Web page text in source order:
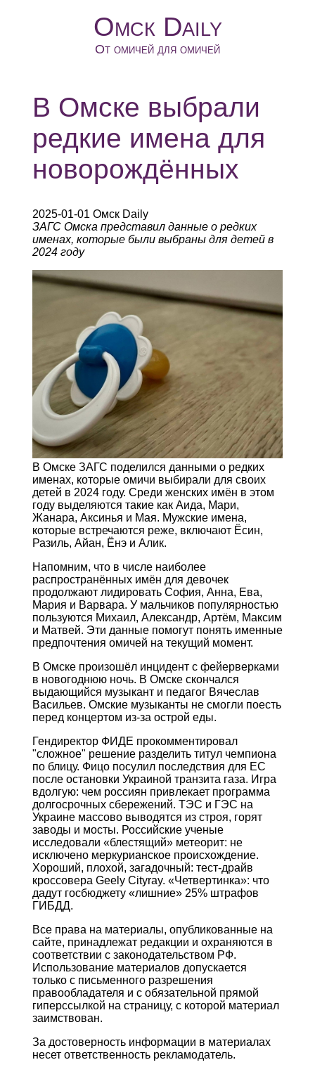
Омск Daily
От омичей для омичей
В Омске выбрали
редкие имена для
новорождённых
2025-01-01 Омск Daily
ЗАГС Омска представил данные о редких
именах, которые были выбраны для детей в
2024 году
В Омске ЗАГС поделился данными о редких
именах, которые омичи выбирали для своих
детей в 2024 году. Среди женских имён в этом
году выделяются такие как Аида, Мари,
Жанара, Аксинья и Мая. Мужские имена,
которые встречаются реже, включают Ёсин,
Разиль, Айан, Ёнэ и Алик.
Напомним, что в числе наиболее
распространённых имён для девочек
продолжают лидировать София, Анна, Ева,
Мария и Варвара. У мальчиков популярностью
пользуются Михаил, Александр, Артём, Максим
и Матвей. Эти данные помогут понять именные
предпочтения омичей на текущий момент.
В Омске произошёл инцидент с фейерверками
в новогоднюю ночь. В Омске скончался
выдающийся музыкант и педагог Вячеслав
Васильев. Омские музыканты не смогли поесть
перед концертом из-за острой еды.
Гендиректор ФИДЕ прокомментировал
"сложное" решение разделить титул чемпиона
по блицу. Фицо посулил последствия для ЕС
после остановки Украиной транзита газа. Игра
вдолгую: чем россиян привлекает программа
долгосрочных сбережений. ТЭС и ГЭС на
Украине массово выводятся из строя, горят
заводы и мосты. Российские ученые
исследовали «блестящий» метеорит: не
исключено меркурианское происхождение.
Хороший, плохой, загадочный: тест-драйв
кроссовера Geely Cityray. «Четвертинка»: что
дадут госбюджету «лишние» 25% штрафов
ГИБДД.
Все права на материалы, опубликованные на
сайте, принадлежат редакции и охраняются в
соответствии с законодательством РФ.
Использование материалов допускается
только с письменного разрешения
правообладателя и с обязательной прямой
гиперссылкой на страницу, с которой материал
заимствован.
За достоверность информации в материалах
несет ответственность рекламодатель.